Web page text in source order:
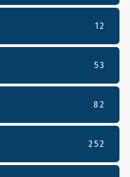
12
53
82
252